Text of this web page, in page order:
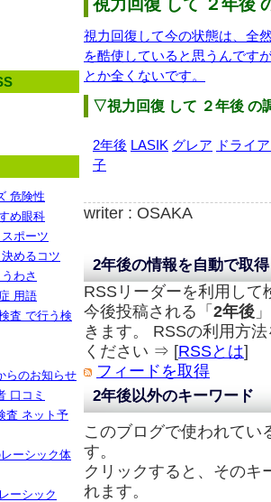
視力回復 して ２年後
視力回復して今の状態は、全
を酷使していると思うんです
とか全くないです。
▽視力回復 して ２年後 の
2年後 LASIK グレア ドライ
子
writer : OSAKA
2年後の情報を自動で取
RSSリーダーを利用して
今後投稿される「 2年後
きます。 RSSの利用方
ください ⇒ [RSSとは]
フィードを取得
2年後以外のキーワード
このブログで使われてい
す。
クリックすると、そのキ
れます。
危険性
め眼科
ポーツ
めるコツ
わさ
用語
査 で行う検
らのお知らせ
口コミ
査 ネット予
ーシック体
ーシック